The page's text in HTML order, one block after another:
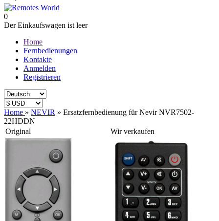
0
Der Einkaufswagen ist leer
Home
Fernbedienungen
Kontakte
Anmelden
Registrieren
Home » NEVIR » Ersatzfernbedienung für Nevir NVR7502-
22HDDN
Original
Wir verkaufen